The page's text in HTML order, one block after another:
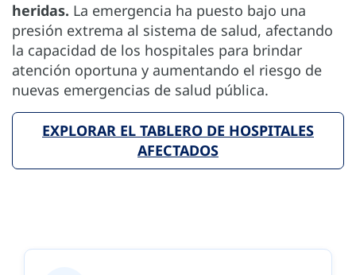
heridas. La emergencia ha puesto bajo una
presión extrema al sistema de salud, afectando
la capacidad de los hospitales para brindar
atención oportuna y aumentando el riesgo de
nuevas emergencias de salud pública.
EXPLORAR EL TABLERO DE HOSPITALES
AFECTADOS